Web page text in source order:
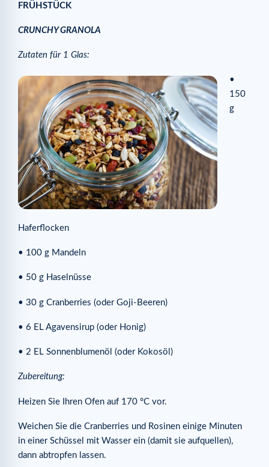
FRÜHSTÜCK
CRUNCHY GRANOLA
Zutaten für 1 Glas:
•
150
g
Haferflocken
• 100 g Mandeln
• 50 g Haselnüsse
• 30 g Cranberries (oder Goji-Beeren)
• 6 EL Agavensirup (oder Honig)
• 2 EL Sonnenblumenöl (oder Kokosöl)
Zubereitung:
Heizen Sie Ihren Ofen auf 170 °C vor.
Weichen Sie die Cranberries und Rosinen einige Minuten
in einer Schüssel mit Wasser ein (damit sie aufquellen),
dann abtropfen lassen.